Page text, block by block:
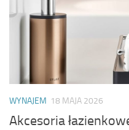
WYNAJEM 18 MAJA 2026
Akcesoria